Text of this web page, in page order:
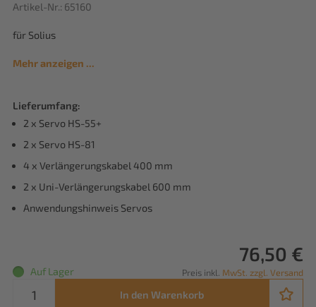
Artikel-Nr.: 65160
für Solius
Mehr anzeigen ...
Lieferumfang:
2 x Servo HS-55+
2 x Servo HS-81
4 x Verlängerungskabel 400 mm
2 x Uni-Verlängerungskabel 600 mm
Anwendungshinweis Servos
76,50 €
Preis inkl. MwSt. zzgl. Versand
Auf Lager
In den Warenkorb